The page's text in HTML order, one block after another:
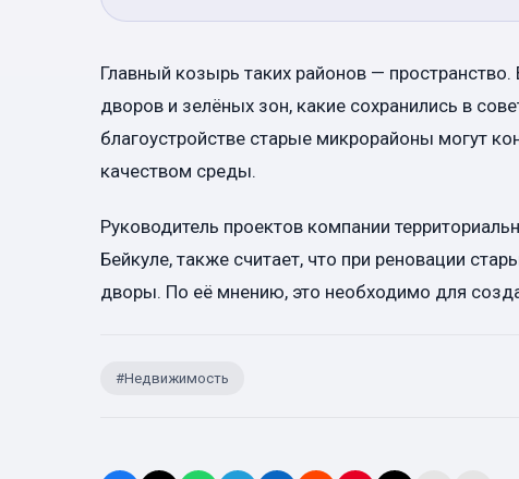
Главный козырь таких районов —
дворов и зелёных зон, какие сохранились в
благоустройстве старые микрорайоны могут
качеством среды.
Руководитель проектов компании
Бейкуле, также считает, что при реновации
дворы. По её мнению, это необходимо для
#Недвижимость